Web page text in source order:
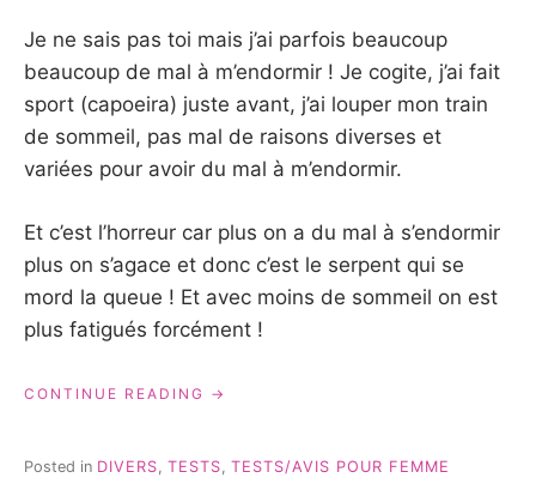
Je ne sais pas toi mais j’ai parfois beaucoup
beaucoup de mal à m’endormir ! Je cogite, j’ai fait
sport (capoeira) juste avant, j’ai louper mon train
de sommeil, pas mal de raisons diverses et
variées pour avoir du mal à m’endormir.
Et c’est l’horreur car plus on a du mal à s’endormir
plus on s’agace et donc c’est le serpent qui se
mord la queue ! Et avec moins de sommeil on est
plus fatigués forcément !
CONTINUE READING « MON
M’ENDORMIR »
Posted in DIVERS TESTS TESTS/AVIS POUR FEMME